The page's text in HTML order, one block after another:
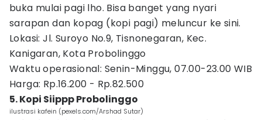
buka mulai pagi lho. Bisa banget yang nyari
sarapan dan kopag (kopi pagi) meluncur ke sini.
Lokasi: Jl. Suroyo No.9, Tisnonegaran, Kec.
Kanigaran, Kota Probolinggo
Waktu operasional: Senin-Minggu, 07.00-23.00 WIB
Harga: Rp.16.200 - Rp.82.500
5. Kopi Siippp Probolinggo
ilustrasi kafein (pexels.com/Arshad Sutar)